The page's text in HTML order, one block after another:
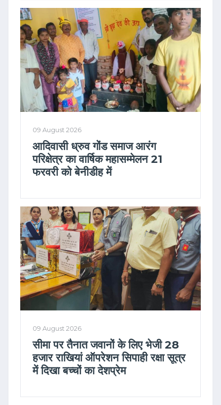
09 August 2026
आदिवासी ध्रुव गोंड समाज आरंग
परिक्षेत्र का वार्षिक महासम्मेलन 21
फरवरी को बेनीडीह में
09 August 2026
सीमा पर तैनात जवानों के लिए भेजी 28
हजार राखियां ऑपरेशन सिपाही रक्षा सूत्र
में दिखा बच्चों का देशप्रेम